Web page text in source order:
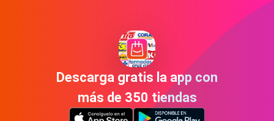
Descarga gratis la app con
más de 350 tiendas